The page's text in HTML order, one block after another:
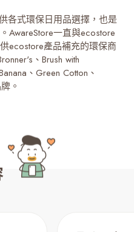
各式環保日用品選擇，也是
AwareStore一直與ecostore
ecostore產品補充的環保商
、Brush with
、Green Cotton、
。